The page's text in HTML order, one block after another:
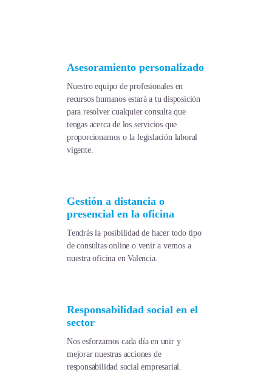
Asesoramiento personalizado
Nuestro equipo de profesionales en
recursos humanos estará a tu disposición
para resolver cualquier consulta que
tengas acerca de los servicios que
proporcionamos o la legislación laboral
vigente.
Gestión a distancia o
presencial en la oficina
Tendrás la posibilidad de hacer todo tipo
de consultas online o venir a vernos a
nuestra oficina en Valencia.
Responsabilidad social en el
sector
Nos esforzamos cada día en unir y
mejorar nuestras acciones de
responsabilidad social empresarial.